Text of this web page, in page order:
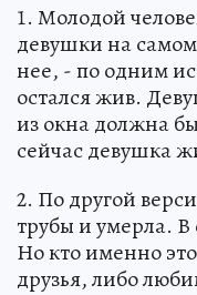
1. Молодой
девушки на самом
нее, - по одним
остался жив.
из окна должна
сейчас девушка
2. По другой
трубы и умерла. В
Но кто именно
друзья, либо